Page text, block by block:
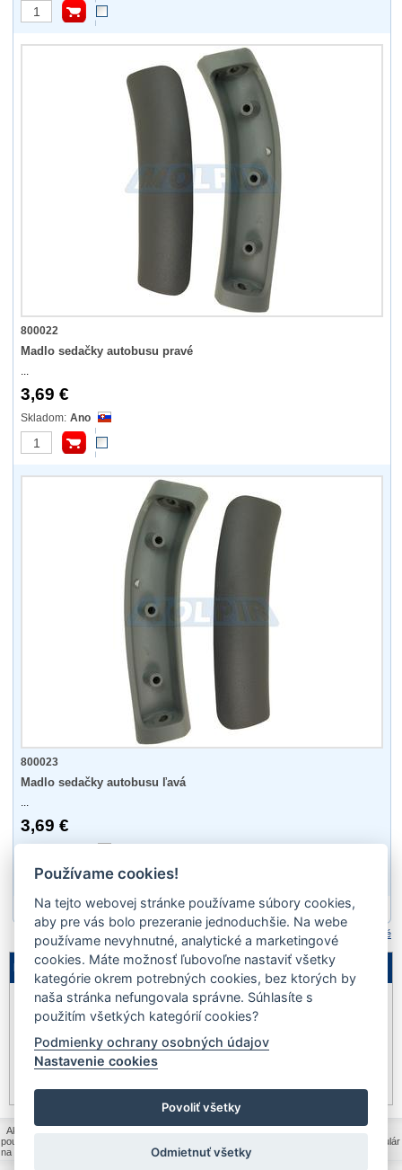
800022
Madlo sedačky autobusu pravé
...
3,69 €
Ano
800023
Madlo sedačky autobusu ľavá
...
3,69 €
Porovnať označené
Legenda
Akcia Výpredaj
Novinka Dopredaj
Ako nakupovať
poučenie o cookies
Formulár
na odstúpenie od zmluvy
Reklamačný poriadok | Kontakt
Používame cookies!
Na tejto webovej stránke používame súbory cookies,
aby pre vás bolo prezeranie jednoduchšie. Na webe
používame nevyhnutné, analytické a marketingové
cookies. Máte možnosť ľubovoľne nastaviť všetky
kategórie okrem potrebných cookies, bez ktorých by
naša stránka nefungovala správne. Súhlasíte s
použitím všetkých kategórií cookies?
Podmienky ochrany osobných údajov
Nastavenie cookies
Povoliť všetky
Odmietnuť všetky